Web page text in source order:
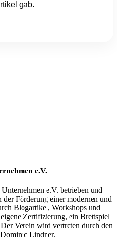
gab.
e.V.
e.V. betrieben und
Förderung einer modernen und
Blogartikel, Workshops und
Zertifizierung, ein Brettspiel
Verein wird vertreten durch den
Lindner.